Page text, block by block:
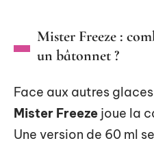
Mister Freeze :
un bâtonnet ?
Face aux autres
Mister Freeze joue la
Une version de 60 ml